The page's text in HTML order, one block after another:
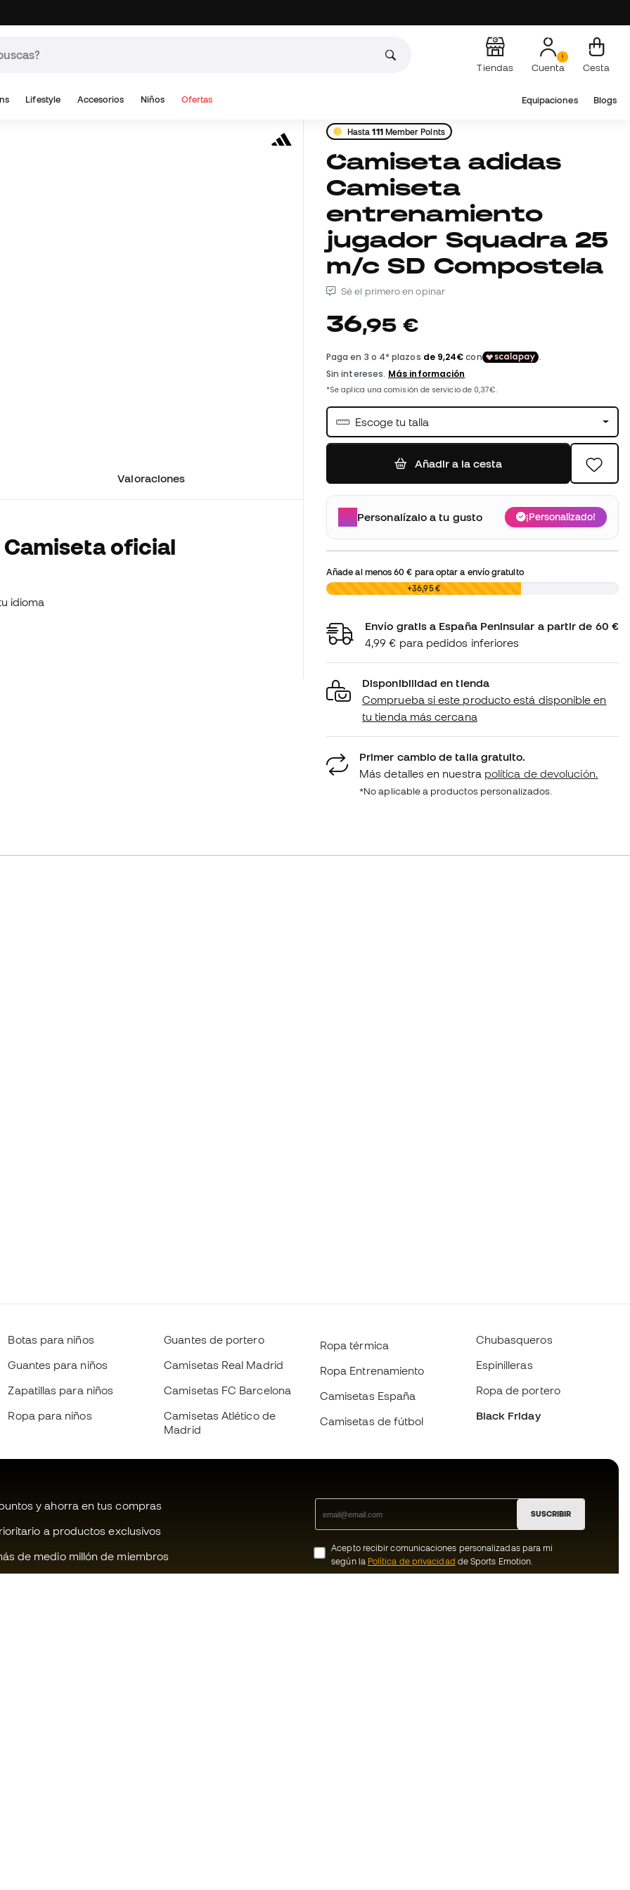
Tiendas Cuenta Cesta
Lifestyle Accesorios Niños Ofertas Equipaciones Blogs
Valoraciones
oficial
idioma
Hasta111Member Points
Camiseta adidas
Camiseta
entrenamiento
jugador Squadra 25
m/c SD Compostela
Sé el primero en opinar
36,95 €
Escoge tu talla
Añadir a la cesta
Personalízalo a tu gusto ¡Personalizado!
Añade al menos60 € para optar a envío gratuito
0,00 € +36,95 €
Envío gratis a España Peninsular a partir de 60 €
4,99 € para pedidos inferiores
Disponibilidad en tienda
Comprueba si este producto está disponible en
tu tienda más cercana
Primer cambio de talla gratuito.
Más detalles en nuestra política de devolución.
*No aplicable a productos personalizados.
Botas para niños
Guantes para niños
Zapatillas para niños
Ropa para niños
Guantes de portero
Camisetas Real Madrid
Camisetas FC Barcelona
Camisetas Atlético de
Madrid
Ropa térmica
Ropa Entrenamiento
Camisetas España
Camisetas de fútbol
Chubasqueros
Espinilleras
Ropa de portero
Black Friday
y ahorra en tus compras
a productos exclusivos
de medio millón de miembros
SUSCRIBIR
Acepto recibir comunicaciones personalizadas para mi
según la Política de privacidad de Sports Emotion.